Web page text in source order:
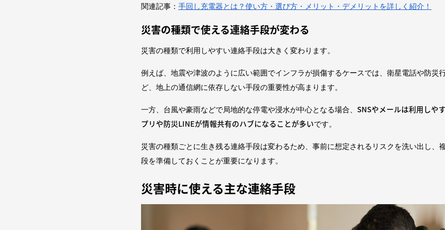
関連記事： 手回し充電器とは？使い方・選び方・メリット・デメリットを詳しく紹介！
災害の種類で使える連絡手段が変わる
災害の種類で利用しやすい連絡手段は大きく変わります。
例えば、地震や津波のように広い範囲でインフラが損傷するケースでは、衛星電話や防災
ど、地上の通信網に依存しない手段の重要性が高まります。
一方、台風や豪雨などで局地的な停電や浸水が中心となる場合、 SNSやメールは利用しや
プリや防災LINEが情報共有のハブになることが多いです。
災害の種類ごとに生き残る連絡手段は変わるため、事前に想定されるリスクを洗い出し、
段を準備しておくことが重要になります。
災害時に使える主な連絡手段